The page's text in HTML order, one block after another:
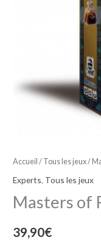
Accueil / Tous les jeux/
Experts, Tous les jeux
Masters of
39,90€